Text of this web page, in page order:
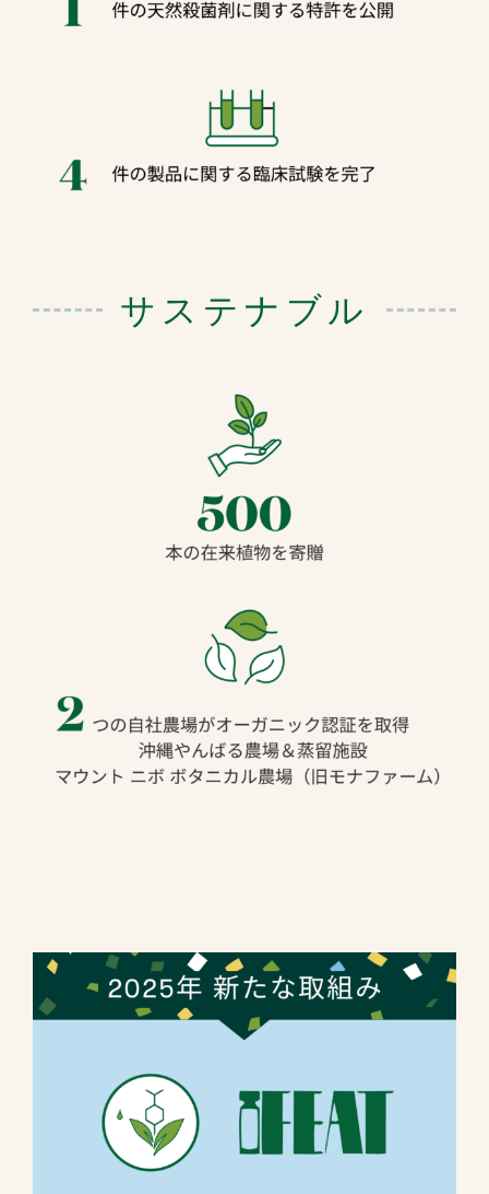
サステナブル